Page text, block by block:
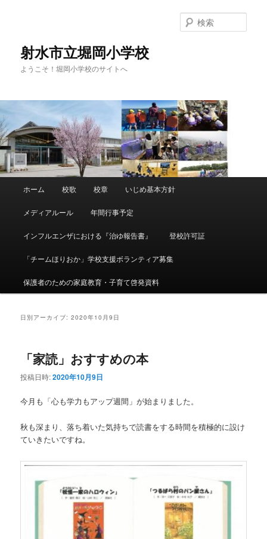
へ
移
動
移
動
射水市立堀岡小学校
ようこそ！堀岡小学校のサイトへ
索
ホーム 校歌 校章 いじめ基本方針
メディアルール 年間行事予定
インフルエンザにおける『治ゆ報告書』 登校許可証
「チームほりおか」学校支援ボランティア募集
保護者のための家庭教育・子育て啓発資料
日別アーカイブ:2020年10月9日
「家読」おすすめの本
投稿日時:2020年10月9日
今月も「心も学力もアップ週間」が始まりました。
秋も深まり、落ち着いた気持ちで読書をする時間を積極的に設け
ていきたいですね。